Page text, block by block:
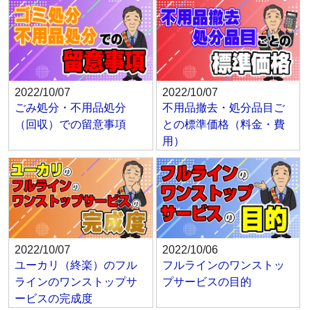
2022/10/07
ごみ処分・不用品処分
（回収）での留意事項
2022/10/07
不用品撤去・処分品目ご
との標準価格（料金・費
用）
2022/10/07
ユーカリ（終楽）のフル
ラインのワンストップサ
ービスの完成度
2022/10/06
フルラインのワンストッ
プサービスの目的